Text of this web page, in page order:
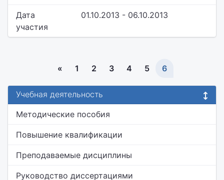
Дата
участия
01.10.2013 - 06.10.2013
« 1 2 3 4 5 6
Учебная деятельность
Методические пособия
Повышение квалификации
Преподаваемые дисциплины
Руководство диссертациями